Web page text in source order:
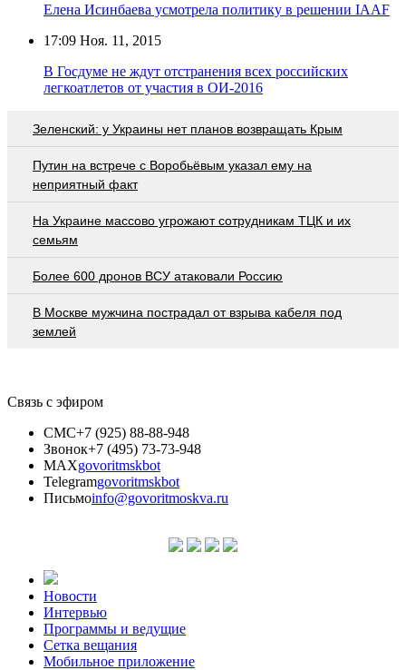
Елена Исинбаева усмотрела политику в решении IAAF
17:09 Ноя. 11, 2015
В Госдуме не ждут отстранения всех российских
легкоатлетов от участия в ОИ-2016
Зеленский: у Украины нет планов возвращать Крым
Путин на встрече с Воробьёвым указал ему на
неприятный факт
На Украине массово угрожают сотрудникам ТЦК и их
семьям
Более 600 дронов ВСУ атаковали Россию
В Москве мужчина пострадал от взрыва кабеля под
землей
Связь с эфиром
СМС+7 (925) 88-88-948
Звонок+7 (495) 73-73-948
MAXgovoritmskbot
Telegramgovoritmskbot
Письмоinfo@govoritmoskva.ru
Новости
Интервью
Программы и ведущие
Сетка вещания
Мобильное приложение